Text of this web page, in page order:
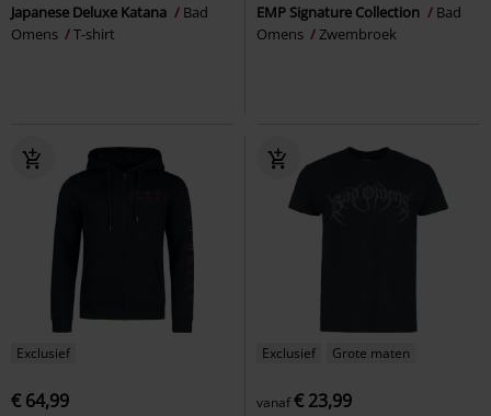
Japanese Deluxe Katana
Bad
Omens
T-shirt
EMP Signature Collection
Bad
Omens
Zwembroek
Exclusief
€ 64,99
Exclusief Grote maten
vanaf€ 23,99